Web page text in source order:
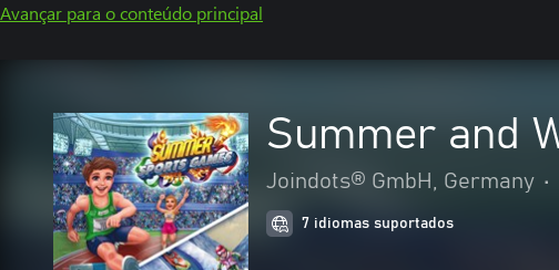
Avançar para o conteúdo principal
Summer and
Joindots® GmbH, Germany •
7 idiomas suportados